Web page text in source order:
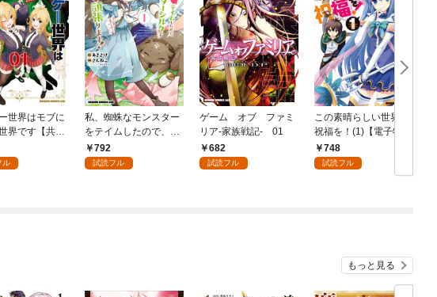
世界はモブに
界です【共和
０１
ル
私、蜘蛛なモンスター
をテイムしたので、ス
パイダーシルクで裁縫
を頑張ります！ 1
792
試読フル
ゲーム オブ ファミ
リア-家族戦記- 01
682
試読フル
この素晴らしい世界に
祝福を！(1)【電子特別
版】748
試読フル
もっと見る